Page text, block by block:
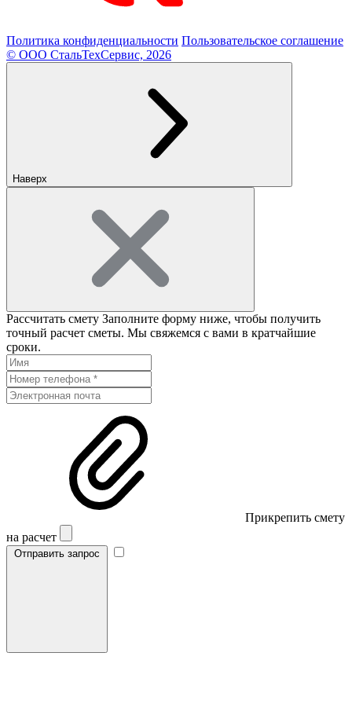
Политика конфиденциальности Пользовательское соглашение
© ООО СтальТехСервис, 2026
Наверх
Рассчитать смету Заполните форму ниже, чтобы получить
точный расчет сметы. Мы свяжемся с вами в кратчайшие
сроки.
Прикрепить смету
на расчет
Отправить запрос